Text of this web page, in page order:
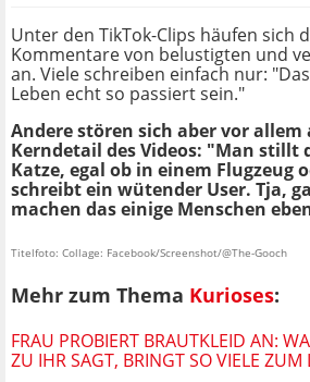
Unter den TikTok-Clips häufen sich
Kommentare von belustigten und
an. Viele schreiben einfach nur:
Leben echt so passiert sein."
Andere stören sich aber vor allem
Kerndetail des Videos: "Man stillt
Katze, egal ob in einem Flugzeug
schreibt ein wütender User. Tja,
machen das einige Menschen
Titelfoto: Collage: Facebook/Screenshot/@The-Gooch
Mehr zum Thema Kurioses:
FRAU PROBIERT BRAUTKLEID AN:
ZU IHR SAGT, BRINGT SO VIELE ZUM